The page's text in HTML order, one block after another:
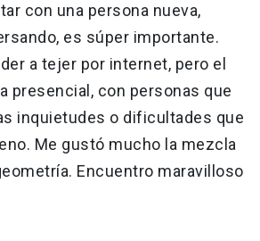
con una persona nueva,
es súper importante.
a tejer por internet, pero el
presencial, con personas que
inquietudes o dificultades que
Me gustó mucho la mezcla
Encuentro maravilloso